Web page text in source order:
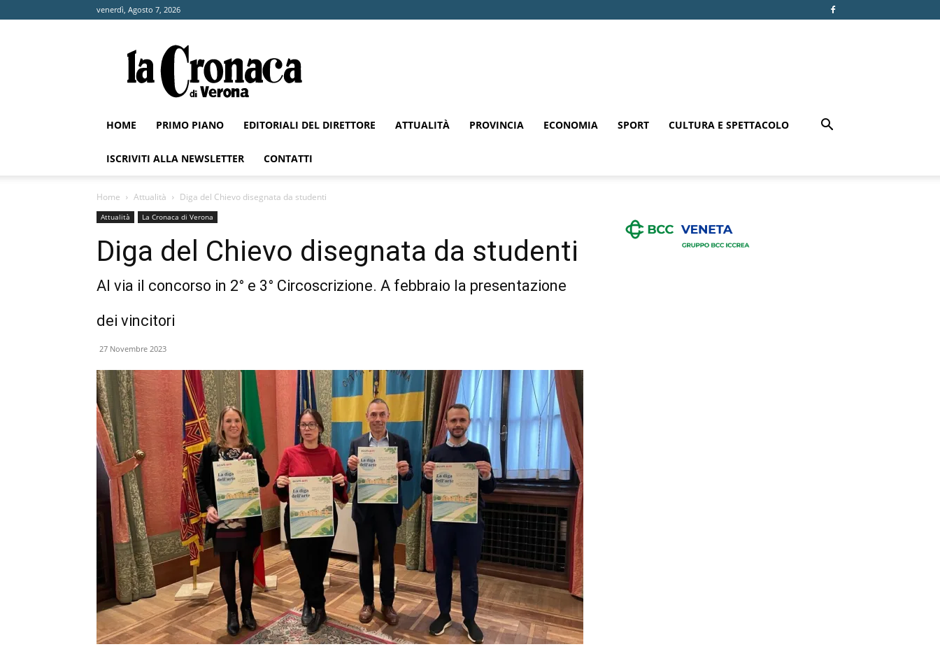
venerdì, Agosto 7, 2026
Cronaca
di
Verona
HOME PRIMO PIANO EDITORIALI DEL DIRETTORE ATTUALITÀ PROVINCIA ECONOMIA SPORT CULTURA E SPETTACOLO
ISCRIVITI ALLA NEWSLETTER CONTATTI
Home Attualità Diga del Chievo disegnata da studenti
Attualità La Cronaca di Verona
Diga del Chievo disegnata da studenti
Al via il concorso in 2° e 3° Circoscrizione. A febbraio la presentazione
dei vincitori
27 Novembre 2023